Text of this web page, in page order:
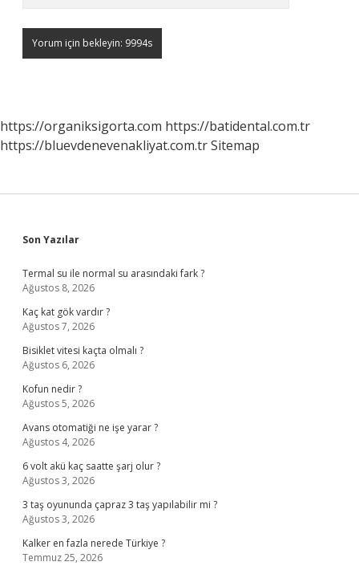
https://organiksigorta.com https://batidental.com.tr
https://bluevdenevenakliyat.com.trSitemap
Sidebar
Son Yazılar
Termal su ile normal su arasındaki fark ?
Ağustos 8, 2026
Kaç kat gök vardır ?
Ağustos 7, 2026
Bisiklet vitesi kaçta olmalı ?
Ağustos 6, 2026
Kofun nedir ?
Ağustos 5, 2026
Avans otomatiği ne işe yarar ?
Ağustos 4, 2026
6 volt akü kaç saatte şarj olur ?
Ağustos 3, 2026
3 taş oyununda çapraz 3 taş yapılabilir mi ?
Ağustos 3, 2026
Kalker en fazla nerede Türkiye ?
Temmuz 25, 2026